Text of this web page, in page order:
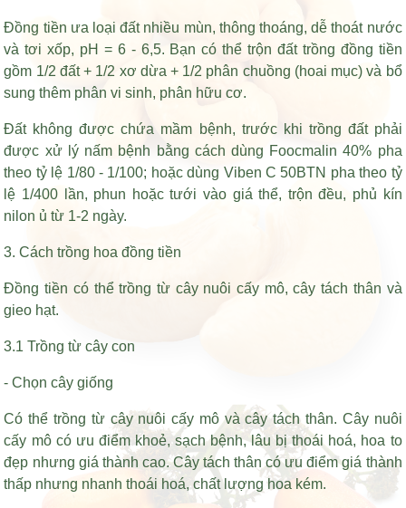
Đồng tiền ưa loại đất nhiều mùn, thông thoáng, dễ thoát nước
và tơi xốp, pH = 6 - 6,5. Bạn có thể trộn đất trồng đồng tiền
gồm 1/2 đất + 1/2 xơ dừa + 1/2 phân chuồng (hoai mục) và bổ
sung thêm phân vi sinh, phân hữu cơ.
Đất không được chứa mầm bệnh, trước khi trồng đất phải
được xử lý nấm bệnh bằng cách dùng Foocmalin 40% pha
theo tỷ lệ 1/80 - 1/100; hoặc dùng Viben C 50BTN pha theo tỷ
lệ 1/400 lần, phun hoặc tưới vào giá thể, trộn đều, phủ kín
nilon ủ từ 1-2 ngày.
3. Cách trồng hoa đồng tiền
Đồng tiền có thể trồng từ cây nuôi cấy mô, cây tách thân và
gieo hạt.
3.1 Trồng từ cây con
- Chọn cây giống
Có thể trồng từ cây nuôi cấy mô và cây tách thân. Cây nuôi
cấy mô có ưu điểm khoẻ, sạch bệnh, lâu bị thoái hoá, hoa to
đẹp nhưng giá thành cao. Cây tách thân có ưu điểm giá thành
thấp nhưng nhanh thoái hoá, chất lượng hoa kém.